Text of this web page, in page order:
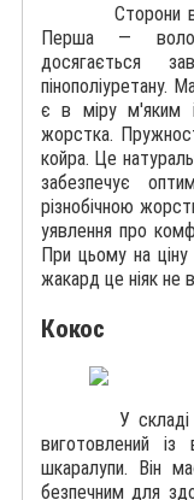
Сторони
Перша —
досягається
пінополіуретану.
є в міру м'яким
жорстка.
койра. Це
забезпечує
різнобічною
уявлення про
При цьому на
жакард це ніяк не
Кокос
У складі
виготовлений із
шкаралупи. Він
безпечним для